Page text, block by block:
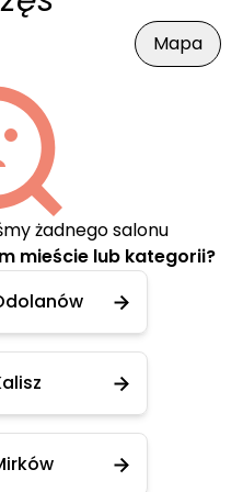
Mapa
żadnego salonu
mieście lub kategorii?